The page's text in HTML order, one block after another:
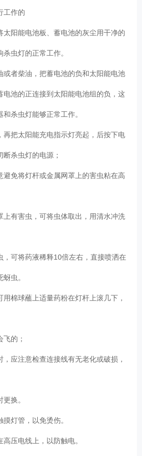
工作的
太阳能电池板、蓄电池的灰尘用干净的
杀虫灯的正常工作。
或者柴油，把蓄电池的负和太阳能电池
电池的正连接到太阳能电池组的负，这
和杀虫灯能够正常工作。
再把太阳能充电指示灯亮起，后按下电
断杀虫灯的电源；
避免将灯杆或金属网罩上的害虫粘在高
上有害虫，可将虫体取出，用清水冲洗
，可将药液稀释10倍左右，直接喷洒在
蚜虫。
棉球蘸上适量药粉在灯杆上滚几下，
飞的；
应注意检查连接线有无老化或破损，
更换。
摸灯管，以免烫伤。
高压电线上，以防触电。